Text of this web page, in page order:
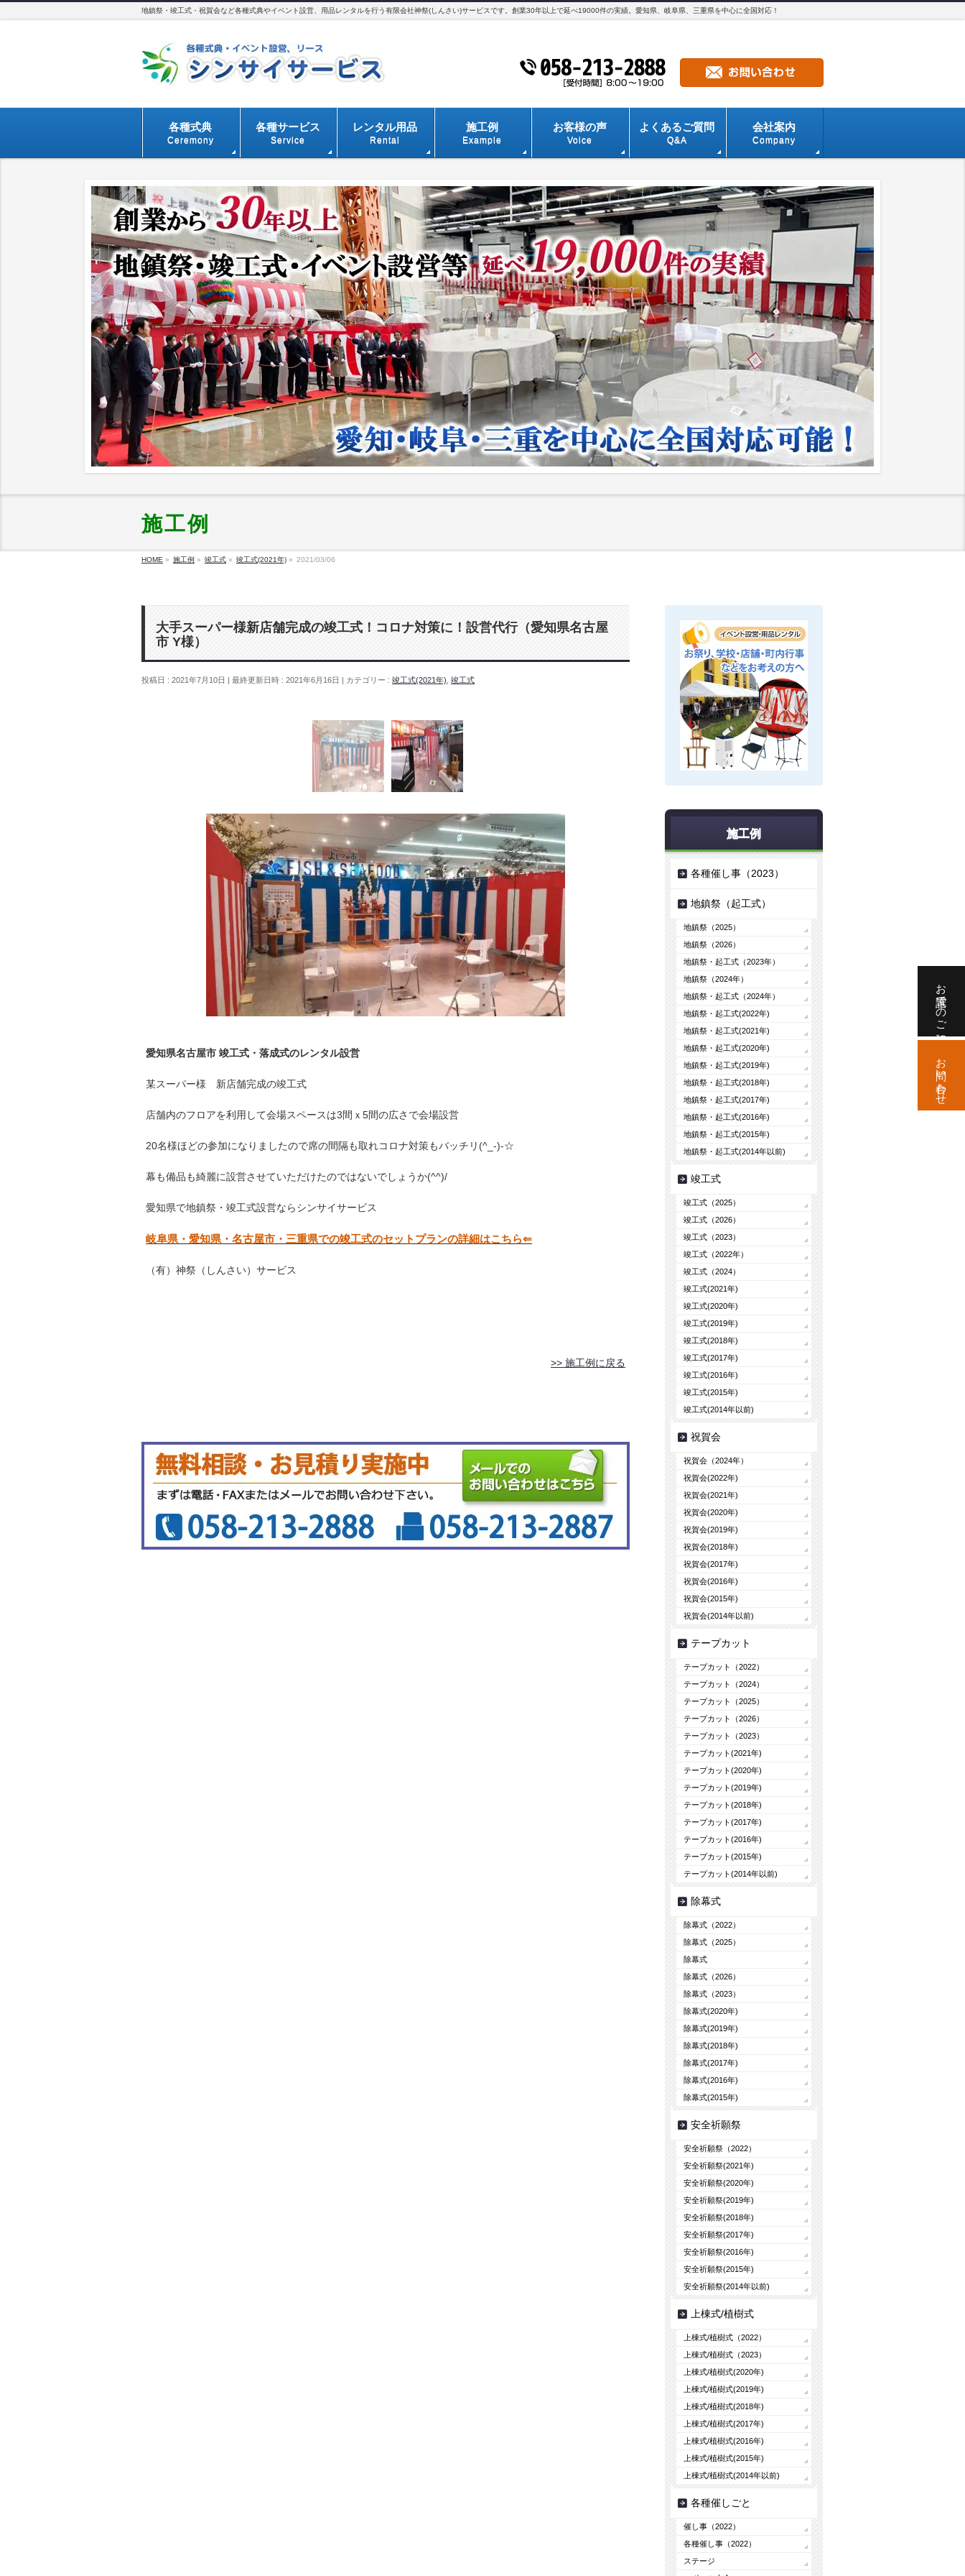
地鎮祭・竣工式・祝賀会など各種式典やイベント設営、用品レンタルを行う有限会社神祭(しんさい)サービスです。創業30年以上で延べ19000件の実績。愛知県、岐阜県、三重県を中心に全国対応！
各種式典
Ceremony
各種サービス
Service
レンタル用品
Rental
施工例
Example
お客様の声
Voice
よくあるご質問
Q&A
会社案内
Company
施工例
HOME » 施工例 » 竣工式 » 竣工式(2021年) » 2021/03/06
大手スーパー様新店舗完成の竣工式！コロナ対策に！設営代行（愛知県名古屋
市 Y様）
投稿日 : 2021年7月10日 最終更新日時 : 2021年6月16日 カテゴリー : 竣工式(2021年) 竣工式
愛知県名古屋市 竣工式・落成式のレンタル設営
某スーパー様 新店舗完成の竣工式
店舗内のフロアを利用して会場スペースは3間ｘ5間の広さで会場設営
20名様ほどの参加になりましたので席の間隔も取れコロナ対策もバッチリ(^_-)-☆
幕も備品も綺麗に設営させていただけたのではないでしょうか(^^)/
愛知県で地鎮祭・竣工式設営ならシンサイサービス
岐阜県・愛知県・名古屋市・三重県での竣工式のセットプランの詳細はこちら⇐
（有）神祭（しんさい）サービス
>> 施工例に戻る
施工例
各種催し事（2023）
地鎮祭（起工式）
地鎮祭（2025）
地鎮祭（2026）
地鎮祭・起工式（2023年）
地鎮祭（2024年）
地鎮祭・起工式（2024年）
地鎮祭・起工式(2022年)
地鎮祭・起工式(2021年)
地鎮祭・起工式(2020年)
地鎮祭・起工式(2019年)
地鎮祭・起工式(2018年)
地鎮祭・起工式(2017年)
地鎮祭・起工式(2016年)
地鎮祭・起工式(2015年)
地鎮祭・起工式(2014年以前)
竣工式
竣工式（2025）
竣工式（2026）
竣工式（2023）
竣工式（2022年）
竣工式（2024）
竣工式(2021年)
竣工式(2020年)
竣工式(2019年)
竣工式(2018年)
竣工式(2017年)
竣工式(2016年)
竣工式(2015年)
竣工式(2014年以前)
祝賀会
祝賀会（2024年）
祝賀会(2022年)
祝賀会(2021年)
祝賀会(2020年)
祝賀会(2019年)
祝賀会(2018年)
祝賀会(2017年)
祝賀会(2016年)
祝賀会(2015年)
祝賀会(2014年以前)
テープカット
テープカット（2022）
テープカット（2024）
テープカット（2025）
テープカット（2026）
テープカット（2023）
テープカット(2021年)
テープカット(2020年)
テープカット(2019年)
テープカット(2018年)
テープカット(2017年)
テープカット(2016年)
テープカット(2015年)
テープカット(2014年以前)
除幕式
除幕式（2022）
除幕式（2025）
除幕式
除幕式（2026）
除幕式（2023）
除幕式(2020年)
除幕式(2019年)
除幕式(2018年)
除幕式(2017年)
除幕式(2016年)
除幕式(2015年)
安全祈願祭
安全祈願祭（2022）
安全祈願祭(2021年)
安全祈願祭(2020年)
安全祈願祭(2019年)
安全祈願祭(2018年)
安全祈願祭(2017年)
安全祈願祭(2016年)
安全祈願祭(2015年)
安全祈願祭(2014年以前)
上棟式/植樹式
上棟式/植樹式（2022）
上棟式/植樹式（2023）
上棟式/植樹式(2020年)
上棟式/植樹式(2019年)
上棟式/植樹式(2018年)
上棟式/植樹式(2017年)
上棟式/植樹式(2016年)
上棟式/植樹式(2015年)
上棟式/植樹式(2014年以前)
各種催しごと
催し事（2022）
各種催し事（2022）
ステージ
お電話でのご相談
お問い合わせ